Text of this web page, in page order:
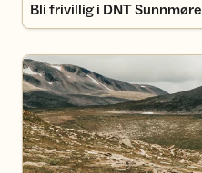
Bli frivillig i DNT Sunnmøre
Bli DNT-medlem